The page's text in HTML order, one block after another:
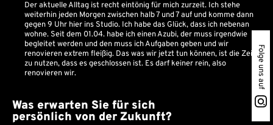
Folge uns auf
Der aktuelle Alltag ist recht eintönig für mich zurzeit. Ich stehe
weiterhin jeden Morgen zwischen halb 7 und 7 auf und komme dann
gegen 9 Uhr hier ins Studio. Ich habe das Glück, dass ich nebenan
wohne. Seit dem 01.04. habe ich einen Azubi, der muss irgendwie
begleitet werden und den muss ich Aufgaben geben und wir
renovieren extrem fleißig. Das was wir jetzt tun können, ist die Zeit
zu nutzen, dass es geschlossen ist. Es darf keiner rein, also
renovieren wir.
Was erwarten Sie für sich
persönlich von der Zukunft?